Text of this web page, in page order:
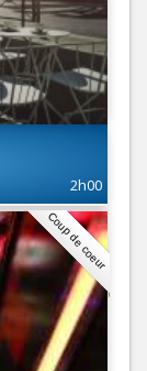
2h00
Coup de coeur